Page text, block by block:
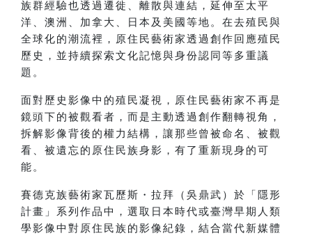
族群經驗也透過遷徙、離散與連結，延伸至太平
洋、澳洲、加拿大、日本及美國等地。在去殖民與
全球化的潮流裡，原住民藝術家透過創作回應殖民
歷史，並持續探索文化記憶與身份認同等多重議
題。
面對歷史影像中的殖民凝視，原住民藝術家不再是
鏡頭下的被觀看者，而是主動透過創作翻轉視角，
拆解影像背後的權力結構，讓那些曾被命名、被觀
看、被遺忘的原住民族身影，有了重新現身的可
能。
賽德克族藝術家瓦歷斯・拉拜（吳鼎武）於「隱形
計畫」系列作品中，選取日本時代或臺灣早期人類
學影像中對原住民族的影像紀錄，結合當代新媒體